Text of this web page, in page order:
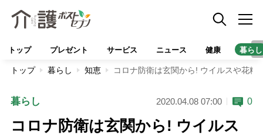
トップ プレゼント サービス ニュース 健康 暮らし
トップ 暮らし 知恵 コロナ防衛は玄関から! ウイルスや花粉
暮らし 2020.04.08 07:00 0
コロナ防衛は玄関から! ウイルス